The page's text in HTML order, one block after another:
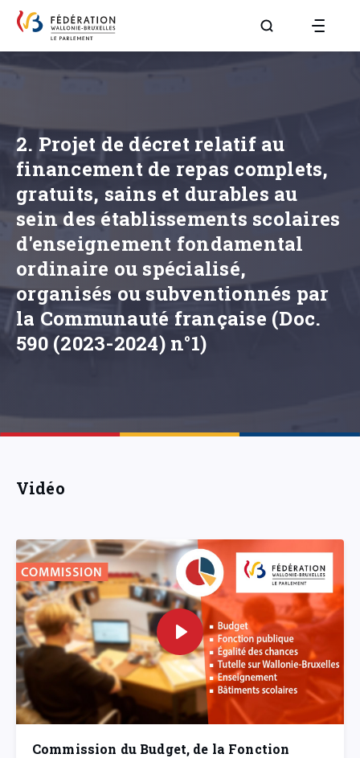
Aller à la page
2. Projet de décret relatif au
financement de repas complets,
gratuits, sains et durables au
sein des établissements scolaires
d'enseignement fondamental
ordinaire ou spécialisé,
organisés ou subventionnés par
la Communauté française (Doc.
590 (2023-2024) n°1)
Vidéo
Commission du Budget, de la Fonction